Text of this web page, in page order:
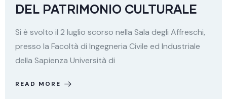
DEL PATRIMONIO CULTURALE
Si è svolto il 2 luglio scorso nella Sala degli Affreschi,
presso la Facoltà di Ingegneria Civile ed Industriale
della Sapienza Università di
READ MORE